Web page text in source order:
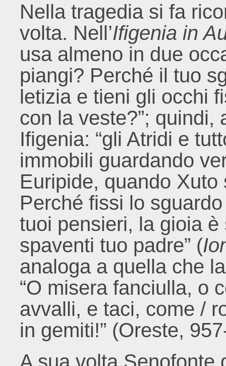
Nella tragedia si fa
volta. Nell’Ifigenia in
usa almeno in due
piangi? Perché il tuo
letizia e tieni gli occhi
con la veste?”;
Ifigenia: “gli Atridi e
immobili guardando
Euripide, quando Xuto
Perché fissi lo
tuoi pensieri, la gioia
spaventi tuo padre” (
analoga a quella che
“O misera fanciulla, o
avvalli, e taci, come /
in gemiti!” (Oreste,
A sua volta Senofonte